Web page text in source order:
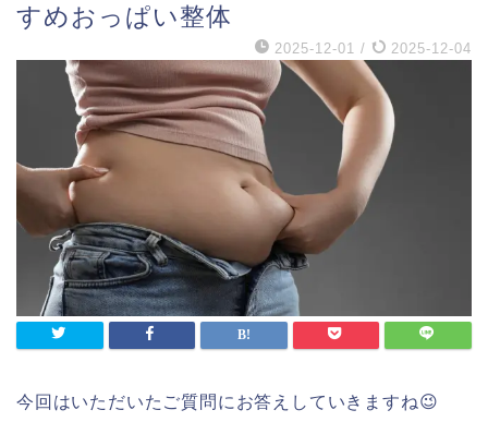
すめおっぱい整体
2025-12-01 / 2025-12-04
今回はいただいたご質問にお答えしていきますね😉